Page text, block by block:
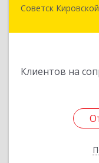
Советск
Клиентов на
613340,